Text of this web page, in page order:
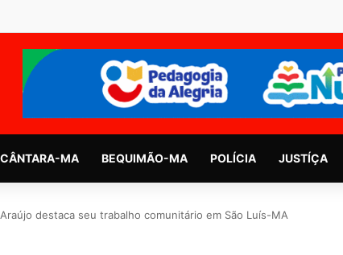
MA BEQUIMÃO-MA POLÍCIA JUSTÍÇA
destaca seu trabalho comunitário em São Luís-MA